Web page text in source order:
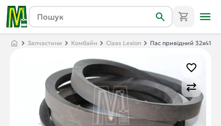
Запчастини Комбайн Claas Lexion Пас привідний 32x4115